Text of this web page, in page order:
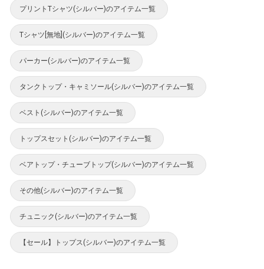
プリントTシャツ(シルバー)のアイテム一覧
Tシャツ[無地](シルバー)のアイテム一覧
パーカー(シルバー)のアイテム一覧
タンクトップ・キャミソール(シルバー)のアイテム一覧
ベスト(シルバー)のアイテム一覧
トップスセット(シルバー)のアイテム一覧
ベアトップ・チューブトップ(シルバー)のアイテム一覧
その他(シルバー)のアイテム一覧
チュニック(シルバー)のアイテム一覧
【セール】トップス(シルバー)のアイテム一覧